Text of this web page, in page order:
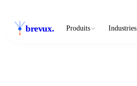
brevux. Produits Industries